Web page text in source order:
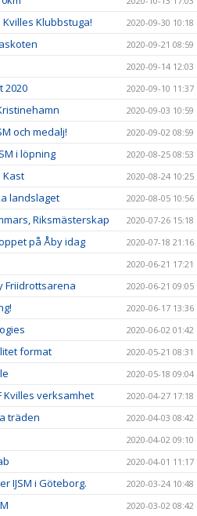
Klubbstuga! 2020-09-30 10:18
2020-09-21 08:59
2020-09-14 12:03
2020 2020-09-10 11:37
2020-09-03 10:59
och medalj! 2020-09-02 08:59
i löpning 2020-08-25 08:53
Kast 2020-08-24 10:25
landslaget 2020-08-05 10:56
Riksmästerskap 2020-07-26 15:18
på Åby idag 2020-07-18 21:16
2020-06-21 17:21
Friidrottsarena 2020-06-21 09:05
2020-06-17 13:36
2020-06-02 01:42
format 2020-05-21 08:31
2020-05-18 09:04
Kvilles verksamhet 2020-04-27 17:18
träden 2020-04-03 08:42
2020-04-02 09:10
2020-04-01 11:17
IJSM i Göteborg. 2020-03-24 10:48
2020-03-02 08:42